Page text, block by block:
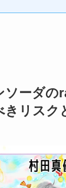
ーダの
きリスク